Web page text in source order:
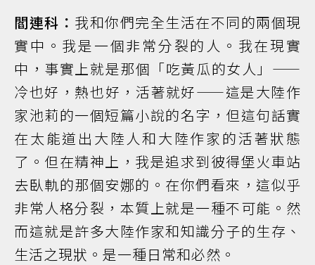
閻連科： 我和你們完全生活在不同的兩個現
實中。我是一個非常分裂的人。我在現實
中，事實上就是那個「吃黃瓜的女人」——
冷也好，熱也好，活著就好——這是大陸作
家池莉的一個短篇小說的名字，但這句話實
在太能道出大陸人和大陸作家的活著狀態
了。但在精神上，我是追求到彼得堡火車站
去臥軌的那個安娜的。在你們看來，這似乎
非常人格分裂，本質上就是一種不可能。然
而這就是許多大陸作家和知識分子的生存、
生活之現狀。是一種日常和必然。